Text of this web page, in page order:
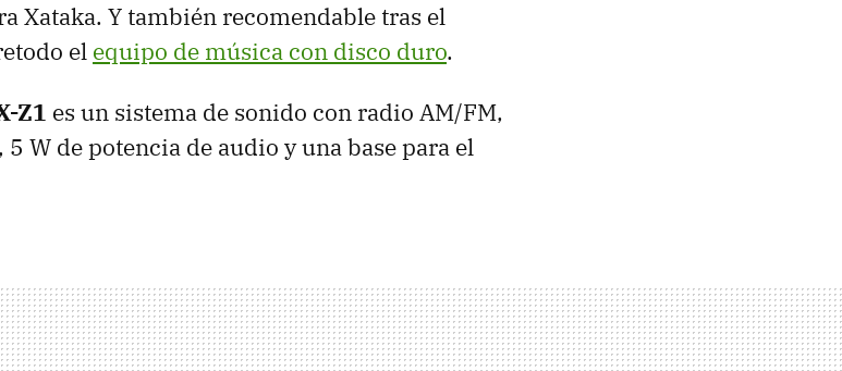
Xataka. Y también recomendable tras el
el equipo de música con disco duro.
Z1 es un sistema de sonido con radio AM/FM,
W de potencia de audio y una base para el